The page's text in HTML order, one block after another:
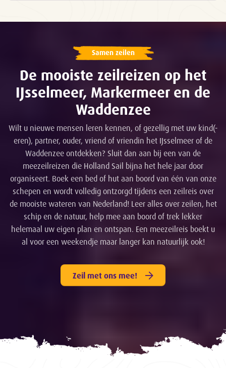
Samen zeilen
De mooiste zeilreizen op het
IJsselmeer, Markermeer en de
Waddenzee
Wilt u nieuwe mensen leren kennen, of gezellig met uw kind(-
eren), partner, ouder, vriend of vriendin het IJsselmeer of de
Waddenzee ontdekken? Sluit dan aan bij een van de
meezeilreizen die Holland Sail bijna het hele jaar door
organiseert. Boek een bed of hut aan boord van één van onze
schepen en wordt volledig ontzorgd tijdens een zeilreis over
de mooiste wateren van Nederland! Leer alles over zeilen, het
schip en de natuur, help mee aan boord of trek lekker
helemaal uw eigen plan en ontspan. Een meezeilreis boekt u
al voor een weekendje maar langer kan natuurlijk ook!
Zeil met ons mee!